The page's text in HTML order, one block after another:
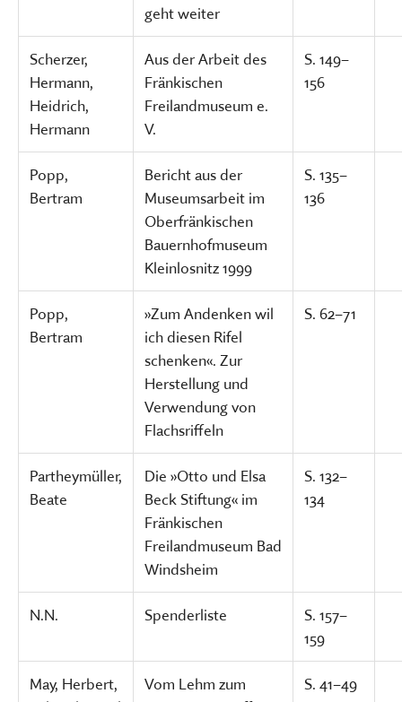
geht weiter
Scherzer,
Hermann,
Heidrich,
Hermann
Aus der Arbeit des
Fränkischen
Freilandmuseum e.
V.
S. 149–
156
Popp,
Bertram
Bericht aus der
Museumsarbeit im
Oberfränkischen
Bauernhofmuseum
Kleinlosnitz 1999
S. 135–
136
Popp,
Bertram
»Zum Andenken wil
ich diesen Rifel
schenken«. Zur
Herstellung und
Verwendung von
Flachsriffeln
S. 62–71
Partheymüller,
Beate
Die »Otto und Elsa
Beck Stiftung« im
Fränkischen
Freilandmuseum Bad
Windsheim
S. 132–
134
N.N. Spenderliste
S. 157–
159
May, Herbert,
Vom Lehm zum
S. 41–49